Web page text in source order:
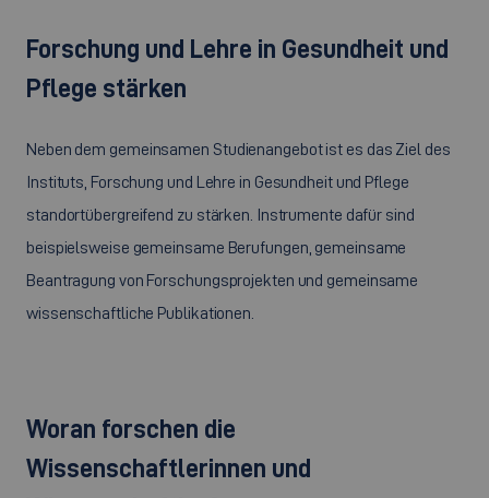
Forschung und Lehre in Gesundheit und
Pflege stärken
Neben dem gemeinsamen Studienangebot ist es das Ziel des
Instituts, Forschung und Lehre in Gesundheit und Pflege
standortübergreifend zu stärken. Instrumente dafür sind
beispielsweise gemeinsame Berufungen, gemeinsame
Beantragung von Forschungsprojekten und gemeinsame
wissenschaftliche Publikationen.
Woran forschen die
Wissenschaftlerinnen und